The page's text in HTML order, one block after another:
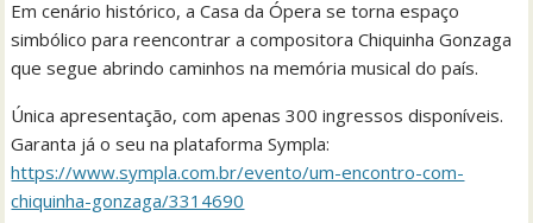
Em cenário histórico, a Casa da Ópera se torna espaço
simbólico para reencontrar a compositora Chiquinha Gonzaga
que segue abrindo caminhos na memória musical do país.
Única apresentação, com apenas 300 ingressos disponíveis.
Garanta já o seu na plataforma Sympla:
https://www.sympla.com.br/evento/um-encontro-com-
chiquinha-gonzaga/3314690